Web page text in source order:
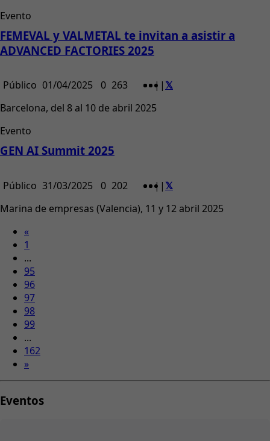
Evento
FEMEVAL y VALMETAL te invitan a asistir a
ADVANCED FACTORIES 2025
Público 01/04/2025 0 263 | |
Barcelona, del 8 al 10 de abril 2025
Evento
GEN AI Summit 2025
Público 31/03/2025 0 202 | |
Marina de empresas (Valencia), 11 y 12 abril 2025
«
1
...
95
96
97
98
99
...
162
»
Eventos